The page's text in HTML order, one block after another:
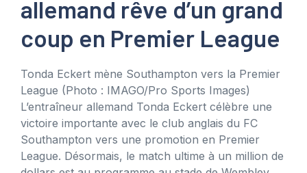
allemand rêve d’un grand
coup en Premier League
Tonda Eckert mène Southampton vers la Premier
League (Photo : IMAGO/Pro Sports Images)
L’entraîneur allemand Tonda Eckert célèbre une
victoire importante avec le club anglais du FC
Southampton vers une promotion en Premier
League. Désormais, le match ultime à un million de